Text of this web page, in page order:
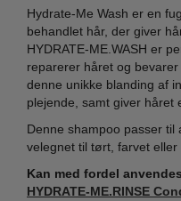
Hydrate-Me Wash er en
behandlet hår, der giver
HYDRATE-ME.WASH er
reparerer håret og
denne unikke blanding af
plejende, samt giver håret
Denne shampoo passer til
velegnet til tørt, farvet eller
Kan med fordel
HYDRATE-ME.RINSE